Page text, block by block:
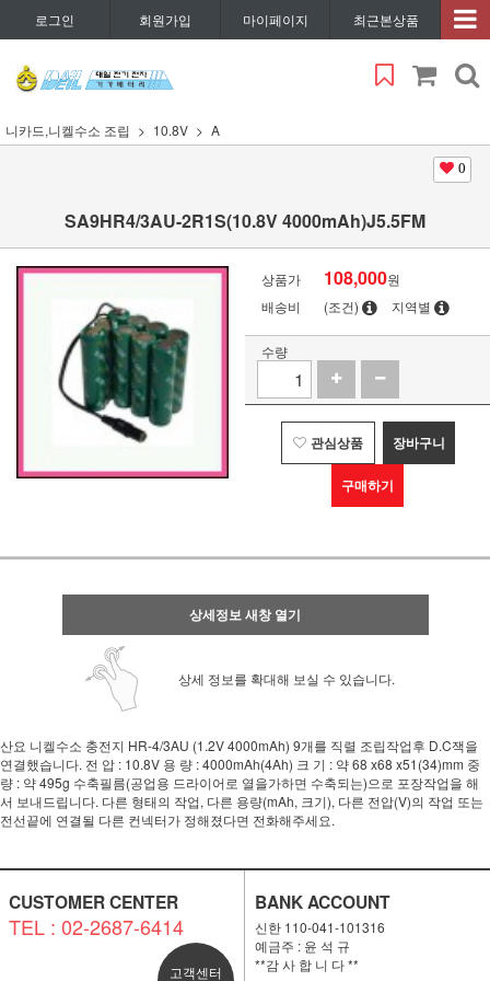
로그인 회원가입 마이페이지 최근본상품
니카드,니켈수소 조립 10.8V A
0
SA9HR4/3AU-2R1S(10.8V 4000mAh)J5.5FM
상품가 108,000원
배송비
(조건) 지역별
수량
관심상품 장바구니
구매하기
상세정보 새창 열기
상세 정보를 확대해 보실 수 있습니다.
산요 니켈수소 충전지 HR-4/3AU (1.2V 4000mAh) 9개를 직렬 조립작업후 D.C잭을
연결했습니다. 전 압 : 10.8V 용 량 : 4000mAh(4Ah) 크 기 : 약 68 x68 x51(34)mm 중
량 : 약 495g 수축필름(공업용 드라이어로 열을가하면 수축되는)으로 포장작업을 해
서 보내드립니다. 다른 형태의 작업, 다른 용량(mAh, 크기), 다른 전압(V)의 작업 또는
전선끝에 연결될 다른 컨넥터가 정해졌다면 전화해주세요.
CUSTOMER CENTER
TEL : 02-2687-6414
고객센터
BANK ACCOUNT
신한 110-041-101316
예금주 : 윤 석 규
**감 사 합 니 다 **